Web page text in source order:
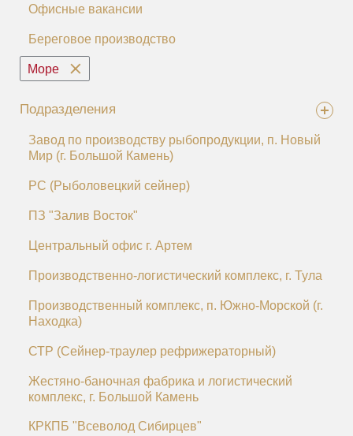
Офисные вакансии
Береговое производство
Море
Подразделения
Завод по производству рыбопродукции, п. Новый
Мир (г. Большой Камень)
РС (Рыболовецкий сейнер)
ПЗ "Залив Восток"
Центральный офис г. Артем
Производственно-логистический комплекс, г. Тула
Производственный комплекс, п. Южно-Морской (г.
Находка)
СТР (Сейнер-траулер рефрижераторный)
Жестяно-баночная фабрика и логистический
комплекс, г. Большой Камень
КРКПБ "Всеволод Сибирцев"